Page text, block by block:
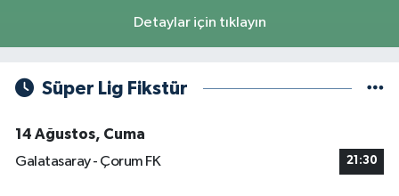
Detaylar için tıklayın
Süper Lig Fikstür
14 Ağustos, Cuma
Galatasaray - Çorum FK
21:30